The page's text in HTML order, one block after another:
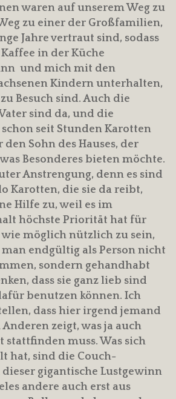
waren auf unserem Weg zu
zu einer der Großfamilien,
Jahre vertraut sind, sodass
in der Küche
und mich mit den
Kindern unterhalten,
Besuch sind. Auch die
sind da, und die
seit Stunden Karotten
Sohn des Hauses, der
Besonderes bieten möchte.
Anstrengung, denn es sind
Karotten, die sie da reibt,
Hilfe zu, weil es im
höchste Priorität hat für
wie möglich nützlich zu sein,
endgültig als Person nicht
sondern gehandhabt
dass sie ganz lieb sind
benutzen können. Ich
dass hier irgend jemand
zeigt, was ja auch
muss. Was sich
hat, sind die Couch-
gigantische Lustgewinn
andere auch erst aus